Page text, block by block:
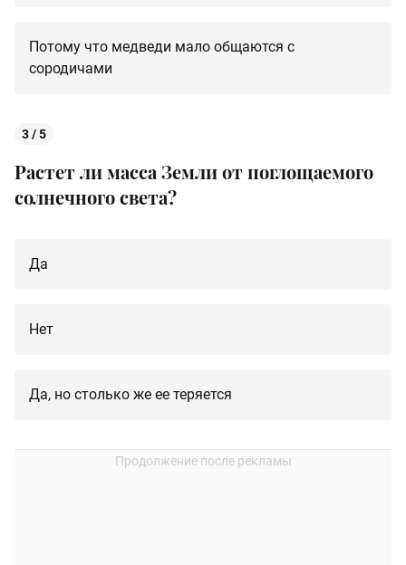
Потому что медведи мало общаются с
сородичами
3 / 5
Растет ли масса Земли от поглощаемого
солнечного света?
Да
Нет
Да, но столько же ее теряется